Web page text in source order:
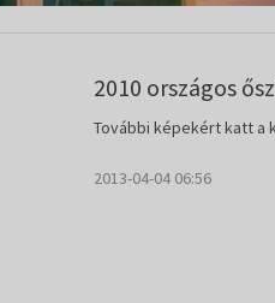
2010 országos
További képekért katt a
2013-04-04 06:56